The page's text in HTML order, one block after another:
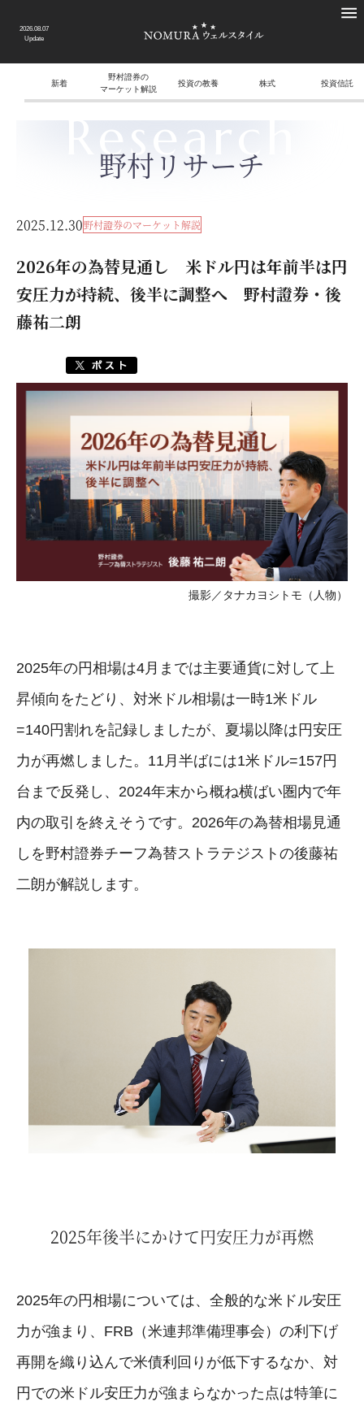
2026.08.07
Update
新着
野村證券の
マーケット解説
投資の教養 株式 投資信託
Research
野村リサーチ
2025.12.30野村證券のマーケット解説
2026年の為替見通し 米ドル円は年前半は円
安圧力が持続、後半に調整へ 野村證券・後
藤祐二朗
撮影／タナカヨシトモ（人物）
2025年の円相場は4月までは主要通貨に対して上
昇傾向をたどり、対米ドル相場は一時1米ドル
=140円割れを記録しましたが、夏場以降は円安圧
力が再燃しました。11月半ばには1米ドル=157円
台まで反発し、2024年末から概ね横ばい圏内で年
内の取引を終えそうです。2026年の為替相場見通
しを野村證券チーフ為替ストラテジストの後藤祐
二朗が解説します。
2025年後半にかけて円安圧力が再燃
2025年の円相場については、全般的な米ドル安圧
力が強まり、FRB（米連邦準備理事会）の利下げ
再開を織り込んで米債利回りが低下するなか、対
円での米ドル安圧力が強まらなかった点は特筆に